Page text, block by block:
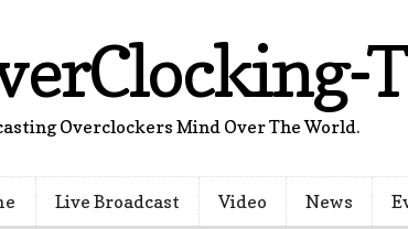
Overclockers Mind Over The World.
Live Broadcast Video News